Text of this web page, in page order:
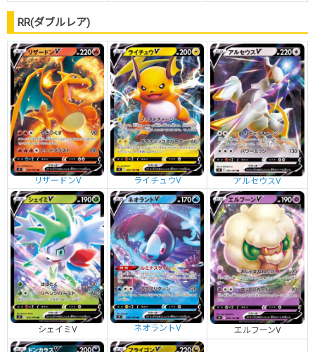
RR(ダブルレア)
リザードンV ライチュウV アルセウスV
シェイミV ネオラントV エルフーンV